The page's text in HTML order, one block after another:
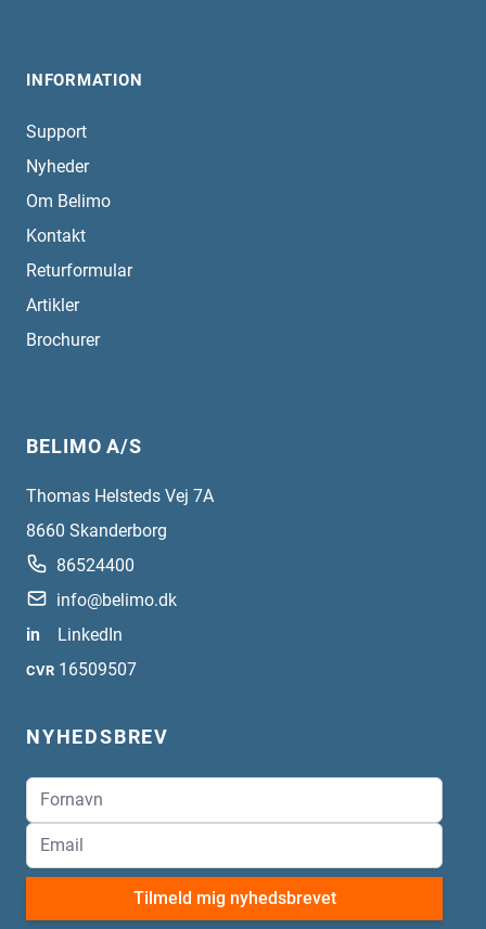
INFORMATION
Support
Nyheder
Om Belimo
Kontakt
Returformular
Artikler
Brochurer
BELIMO A/S
Thomas Helsteds Vej 7A
8660 Skanderborg
86524400
info@belimo.dk
in
LinkedIn
CVR 16509507
NYHEDSBREV
Tilmeld mig nyhedsbrevet